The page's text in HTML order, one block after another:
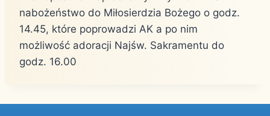
nabożeństwo do Miłosierdzia Bożego o godz.
14.45, które poprowadzi AK a po nim
możliwość adoracji Najśw. Sakramentu do
godz. 16.00